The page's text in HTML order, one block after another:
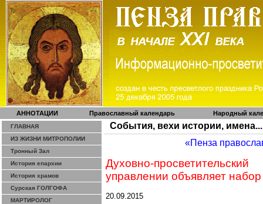
АННОТАЦИИ Православный календарь Народный
ГЛАВНАЯ
ИЗ ЖИЗНИ МИТРОПОЛИИ
Тронный Зал
История епархии
История храмов
Сурская ГОЛГОФА
МАРТИРОЛОГ
События, вехи истории, имена...
«Пенза
Духовно-
управлении объявляет
20.09.2015